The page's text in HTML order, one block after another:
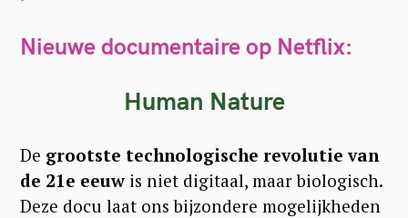
Nieuwe documentaire op Netflix:
Human Nature
De grootste technologische revolutie van
de 21e eeuw is niet digitaal, maar biologisch.
Deze docu laat ons bijzondere mogelijkheden